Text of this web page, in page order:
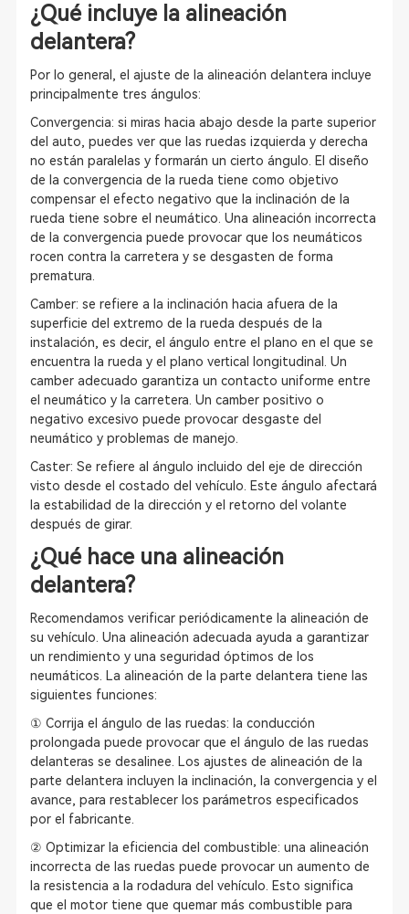
¿Qué incluye la alineación
delantera?
Por lo general, el ajuste de la alineación delantera incluye
principalmente tres ángulos:
Convergencia: si miras hacia abajo desde la parte superior
del auto, puedes ver que las ruedas izquierda y derecha
no están paralelas y formarán un cierto ángulo. El diseño
de la convergencia de la rueda tiene como objetivo
compensar el efecto negativo que la inclinación de la
rueda tiene sobre el neumático. Una alineación incorrecta
de la convergencia puede provocar que los neumáticos
rocen contra la carretera y se desgasten de forma
prematura.
Camber: se refiere a la inclinación hacia afuera de la
superficie del extremo de la rueda después de la
instalación, es decir, el ángulo entre el plano en el que se
encuentra la rueda y el plano vertical longitudinal. Un
camber adecuado garantiza un contacto uniforme entre
el neumático y la carretera. Un camber positivo o
negativo excesivo puede provocar desgaste del
neumático y problemas de manejo.
Caster: Se refiere al ángulo incluido del eje de dirección
visto desde el costado del vehículo. Este ángulo afectará
la estabilidad de la dirección y el retorno del volante
después de girar.
¿Qué hace una alineación
delantera?
Recomendamos verificar periódicamente la alineación de
su vehículo. Una alineación adecuada ayuda a garantizar
un rendimiento y una seguridad óptimos de los
neumáticos. La alineación de la parte delantera tiene las
siguientes funciones:
① Corrija el ángulo de las ruedas: la conducción
prolongada puede provocar que el ángulo de las ruedas
delanteras se desalinee. Los ajustes de alineación de la
parte delantera incluyen la inclinación, la convergencia y el
avance, para restablecer los parámetros especificados
por el fabricante.
② Optimizar la eficiencia del combustible: una alineación
incorrecta de las ruedas puede provocar un aumento de
la resistencia a la rodadura del vehículo. Esto significa
que el motor tiene que quemar más combustible para